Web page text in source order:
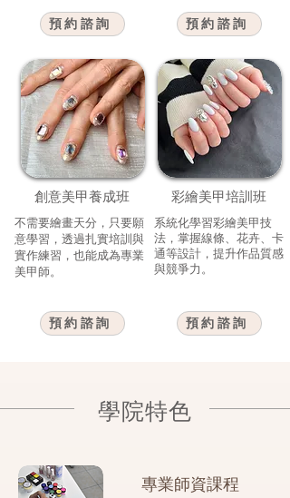
預約諮詢 預約諮詢
創意美甲養成班 彩繪美甲培訓班
不需要繪畫天分，只要願
意學習，透過扎實培訓與
實作練習，也能成為專業
美甲師。
系統化學習彩繪美甲技
法，掌握線條、花卉、卡
通等設計，提升作品質感
與競爭力。
預約諮詢 預約諮詢
學院特色​
專業師資課程